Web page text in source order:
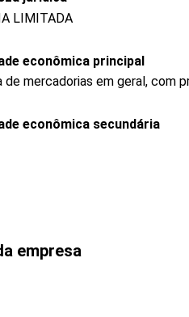
LIMITADA
econômica principal
mercadorias em geral, com
econômica secundária
empresa